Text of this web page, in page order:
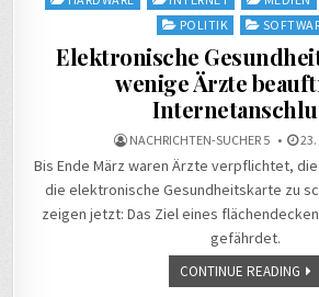
POLITIK
Elektronische
wenige Ärzte
NACHRICHTEN-SUCHER 5 23.
Bis Ende März waren Ärzte verpflichtet,
die elektronische Gesundheitskarte zu
zeigen jetzt: Das Ziel eines
gefährdet.
CONTINUE READING